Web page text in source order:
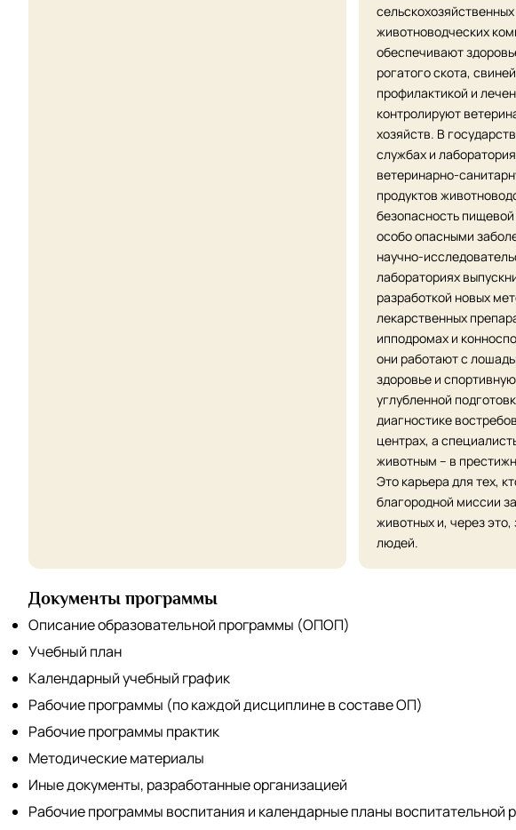
животноводческих
обеспечивают
рогатого скота,
профилактикой и
контролируют
хозяйств. В
службах и
ветеринарно-
продуктов
безопасность
особо опасными
научно-
лабораториях
разработкой новых
лекарственных
ипподромах и
они работают с
здоровье и
углубленной
диагностике
центрах, а
животным – в
Это карьера для тех,
благородной миссии
животных и, через это,
людей.
Документы программы
Описание образовательной программы (ОПОП)
Учебный план
Календарный учебный график
Рабочие программы (по каждой дисциплине в составе ОП)
Рабочие программы практик
Методические материалы
Иные документы, разработанные организацией
Рабочие программы воспитания и календарные планы воспитательной